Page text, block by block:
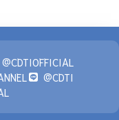
@CDTIOFFICIAL
@CDTI